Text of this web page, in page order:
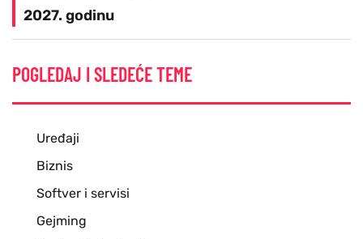
2027. godinu
POGLEDAJ I SLEDEĆE TEME
Uređaji
Biznis
Softver i servisi
Gejming